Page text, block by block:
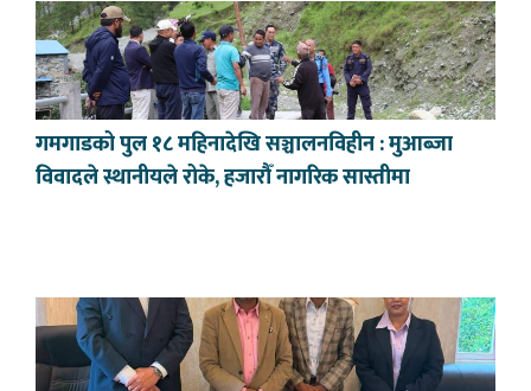
गमगाडको पुल १८ महिनादेखि सञ्चालनविहीन : मुआब्जा
विवादले स्थानीयले रोके, हजारौँ नागरिक सास्तीमा